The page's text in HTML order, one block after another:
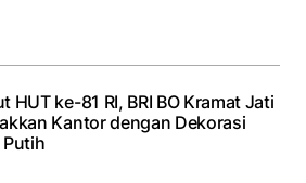
HUT ke-81 RI, BRI BO Kramat Jati
Kantor dengan Dekorasi
Putih